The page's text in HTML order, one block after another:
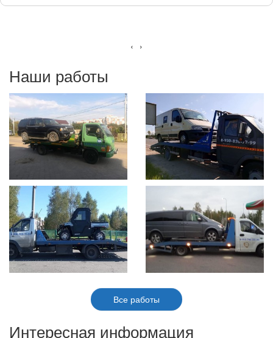
‹ ›
Наши работы
Все работы
Интересная информация